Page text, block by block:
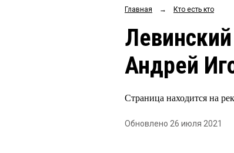
Главная → Кто есть кто
Левинский
Андрей
Страница находится на
Обновлено 26 июля 2021